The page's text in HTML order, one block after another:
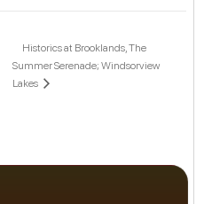
Historics at Brooklands, The
Summer Serenade; Windsorview
Lakes